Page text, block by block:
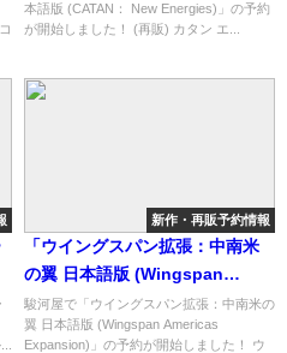
能なショップ紹介！
本語版 (CATAN： New Energies)」の予約
が開始しました！ (再販) カタン エ...
新作・再販予約情報
「ウイングスパン拡張：中南米
の翼 日本語版 (Wingspan
Americas Expansion)」の概略
と予約購入可能なショップ紹
駿河屋で「ウイングスパン拡張：中南米の
翼 日本語版 (Wingspan Americas
Expansion)」の予約が開始しました！ ウ